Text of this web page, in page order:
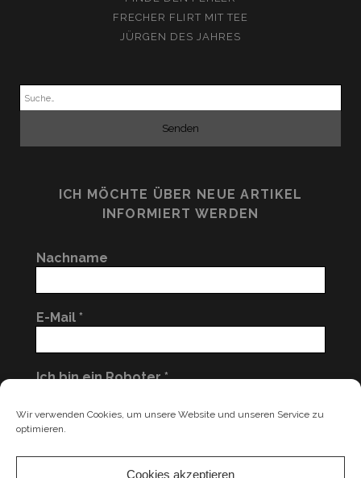
Wir verwenden Cookies, um unsere Website und unseren Service zu
optimieren.
Cookies akzeptieren
FRECHER FLIRT MIT TEE
JÜRGEN DES JAHRES
Suchen
nach:
ICH MÖCHTE ÜBER NEUE ARTIKEL
INFORMIERT WERDEN
Nachname
E-Mail *
Ich bin ein Roboter*